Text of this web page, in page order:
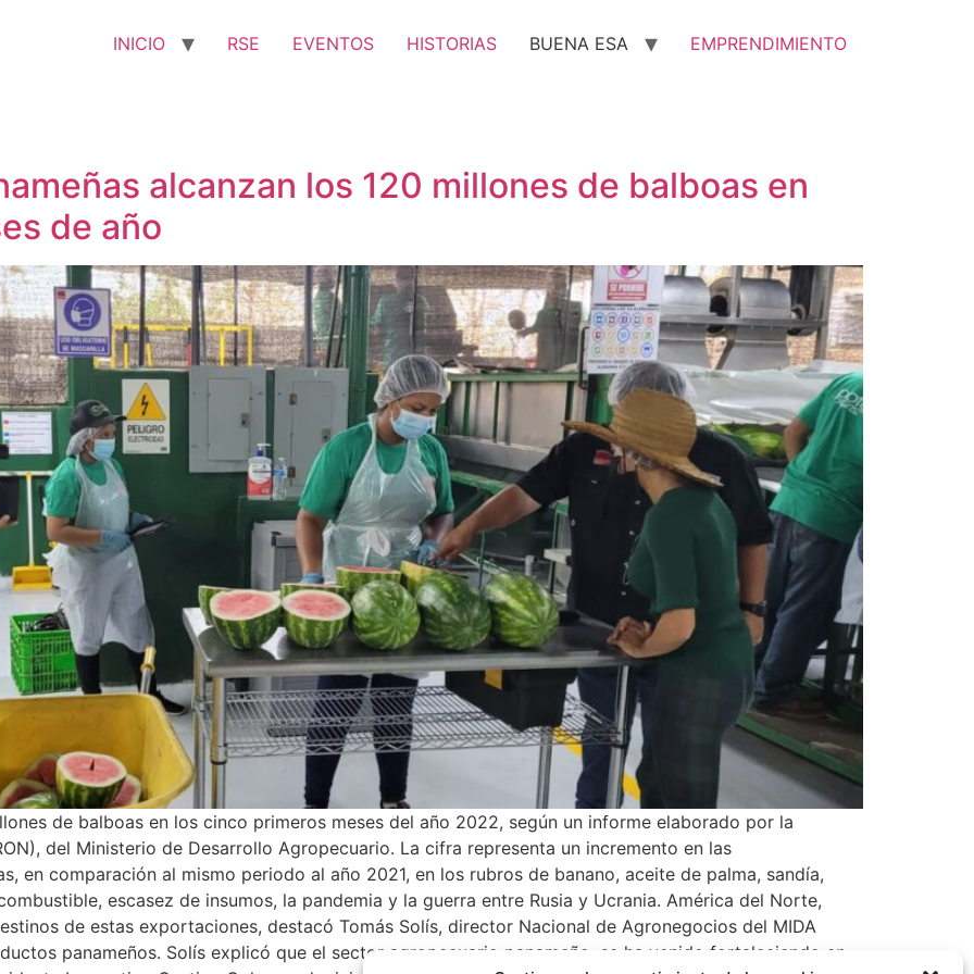
INICIO RSE EVENTOS HISTORIAS BUENA ESA EMPRENDIMIENTO
alcanzan los 120 millones de balboas en
de año
de balboas en los cinco primeros meses del año 2022, según un informe elaborado por la
del Ministerio de Desarrollo Agropecuario. La cifra representa un incremento en las
en comparación al mismo periodo al año 2021, en los rubros de banano, aceite de palma, sandía,
escasez de insumos, la pandemia y la guerra entre Rusia y Ucrania. América del Norte,
de estas exportaciones, destacó Tomás Solís, director Nacional de Agronegocios del MIDA
panameños. Solís explicó que el sector agropecuario panameño, se ha venido fortaleciendo en